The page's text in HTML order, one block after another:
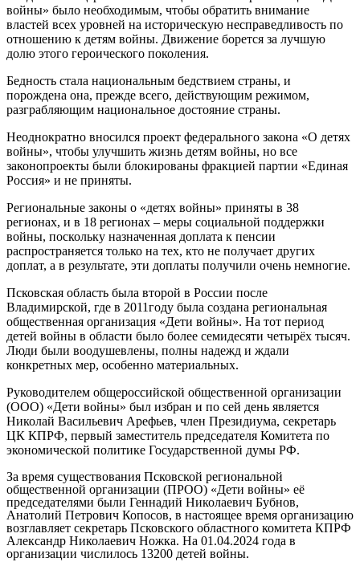
войны» было необходимым, чтобы обратить внимание
властей всех уровней на историческую несправедливость по
отношению к детям войны. Движение борется за лучшую
долю этого героического поколения.
Бедность стала национальным бедствием страны, и
порождена она, прежде всего, действующим режимом,
разграбляющим национальное достояние страны.
Неоднократно вносился проект федерального закона «О детях
войны», чтобы улучшить жизнь детям войны, но все
законопроекты были блокированы фракцией партии «Единая
Россия» и не приняты.
Региональные законы о «детях войны» приняты в 38
регионах, и в 18 регионах – меры социальной поддержки
войны, поскольку назначенная доплата к пенсии
распространяется только на тех, кто не получает других
доплат, а в результате, эти доплаты получили очень немногие.
Псковская область была второй в России после
Владимирской, где в 2011году была создана региональная
общественная организация «Дети войны». На тот период
детей войны в области было более семидесяти четырёх тысяч.
Люди были воодушевлены, полны надежд и ждали
конкретных мер, особенно материальных.
Руководителем общероссийской общественной организации
(ООО) «Дети войны» был избран и по сей день является
Николай Васильевич Арефьев, член Президиума, секретарь
ЦК КПРФ, первый заместитель председателя Комитета по
экономической политике Государственной думы РФ.
За время существования Псковской региональной
общественной организации (ПРОО) «Дети войны» её
председателями были Геннадий Николаевич Бубнов,
Анатолий Петрович Копосов, в настоящее время организацию
возглавляет секретарь Псковского областного комитета КПРФ
Александр Николаевич Ножка. На 01.04.2024 года в
организации числилось 13200 детей войны.